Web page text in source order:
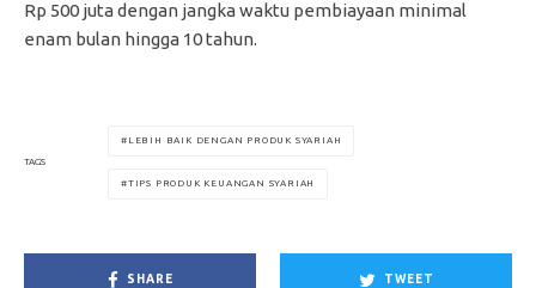
Rp 500 juta dengan jangka waktu pembiayaan minimal
enam bulan hingga 10 tahun.
TAGS
LEBIH BAIK DENGAN PRODUK SYARIAH
TIPS PRODUK KEUANGAN SYARIAH
SHARE TWEET